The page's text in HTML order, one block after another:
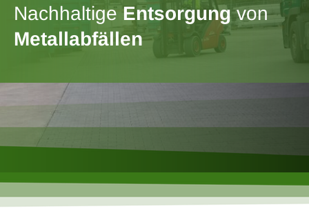
Nachhaltige Entsorgungvon
Metallabfällen